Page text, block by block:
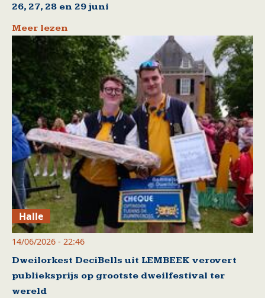
26, 27, 28 en 29 juni
Meer lezen
Halle
14/06/2026 - 22:46
Dweilorkest DeciBells uit LEMBEEK verovert
publieksprijs op grootste dweilfestival ter
wereld